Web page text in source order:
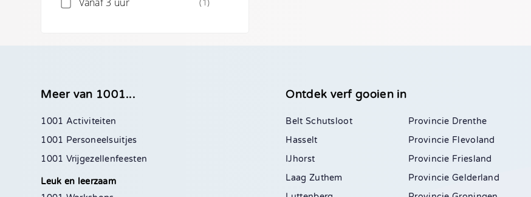
Meer van 1001...
1001 Activiteiten
1001 Personeelsuitjes
1001 Vrijgezellenfeesten
Leuk en leerzaam
Ontdek verf gooien in
Belt Schutsloot
Hasselt
IJhorst
Laag Zuthem
Drenthe
Flevoland
Friesland
Gelderland